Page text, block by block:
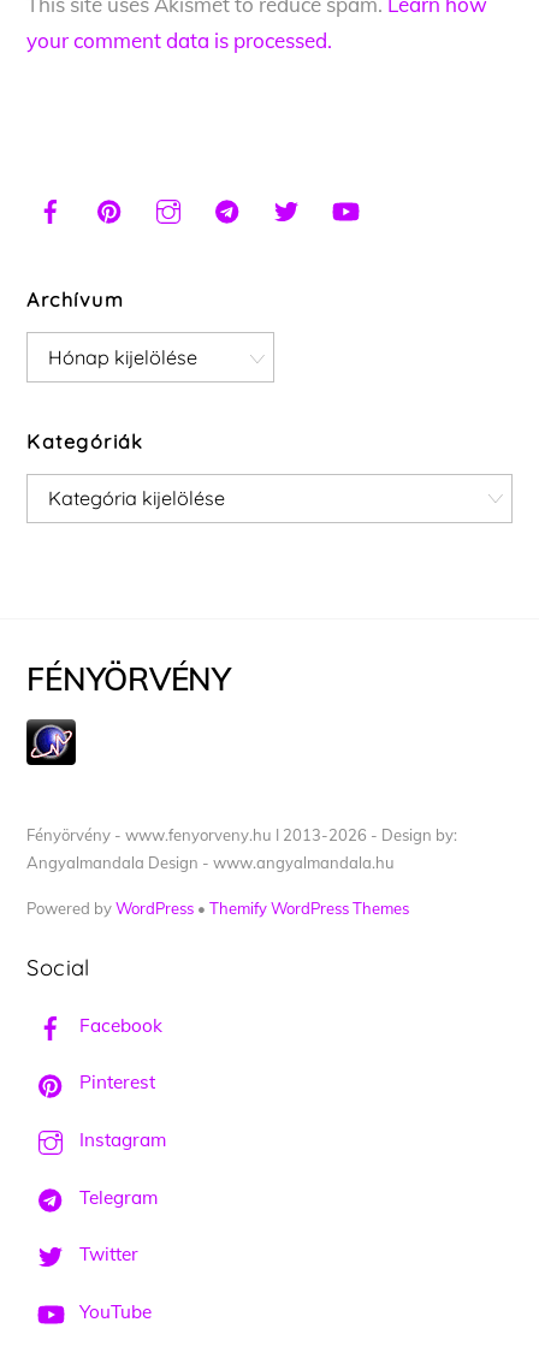
your comment data is processed.
Archívum
Archívum
Kategóriák
Kategóriák
FÉNYÖRVÉNY
Fényörvény - www.fenyorveny.hu I 2013-2026 - Design by:
Angyalmandala Design - www.angyalmandala.hu
Powered byWordPress •Themify WordPress Themes
Social
Facebook
Pinterest
Instagram
Telegram
Twitter
YouTube